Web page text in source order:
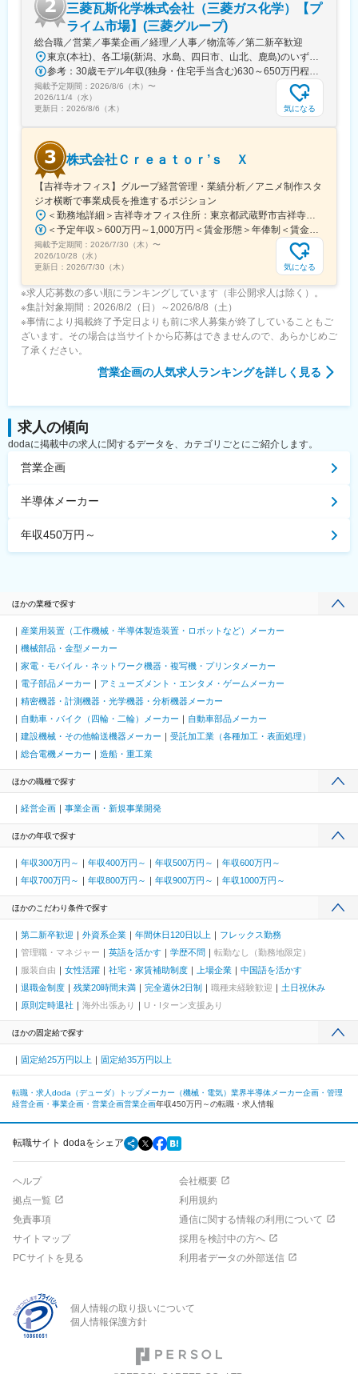
・フレックス利用状況：全社的に積極的に活用しております。業
務状況、お子様の送迎、通院など個別事情によって柔軟に利用可
能です。
・テレワーク可否：原則出社となります。
・休日出勤や出張など：休日出勤は原則ありません。出張につい
ては発生する可能性があります。
変更の範囲：会社の定める業務
三菱瓦斯化学株式会社（三菱ガス化学）【プ
ライム市場】(三菱グループ)
総合職／営業／事業企画／経理／人事／物流等／第二新卒歓迎
東京(本社)、各工場(新潟、水島、四日市、山北、鹿島)のいずれかに配属予定です。 ※全国転勤あり ・本社／東京都千代田区丸の内2-5-2 三菱ビル ＜アクセス＞ 各線「東京駅」より徒歩2分 東京メトロ千代田線「二重橋前駅」より徒歩2分
参考：30歳モデル年収(独身・住宅手当含む)630～650万円程度 35歳モデル年収(独身・住宅手当含む) 730～750万円程度
掲載予定期間： 2026/8/6（木） 〜
2026/11/4（水）
更新日： 2026/8/6（木） 気になる
株式会社Ｃｒｅａｔｏｒ’ｓ Ｘ
【吉祥寺オフィス】グループ経営管理・業績分析／アニメ制作スタ
ジオ横断で事業成長を推進するポジション
＜勤務地詳細＞吉祥寺オフィス住所：東京都武蔵野市吉祥寺東町一丁目12番15号 受動喫煙対策：屋内全面禁煙変更の範囲：会社の定める事業所（リモートワーク含む）
＜予定年収＞600万円～1,000万円＜賃金形態＞年俸制＜賃金内訳＞年額（基本給）：6,000,000円～10,000,000円固定残業手当/月：130,100円～216,800円（固定残業時間45時間0分/月）超過した時間外労働の残業手当は追加支給＜月額＞630,100円～1,050,133円（12分割）（一律手当を含む）＜昇給有無＞無＜残業手当＞有賃金はあくまでも目安の金額であり、選考を通じて上下する可能性があります。月給(月額)は固定手当を含めた表記です。
掲載予定期間： 2026/7/30（木） 〜
2026/10/28（水）
更新日： 2026/7/30（木） 気になる
※求人応募数の多い順にランキングしています（非公開求人は除く）。
※集計対象期間：2026/8/2（日）～2026/8/8（土）
※事情により掲載終了予定日よりも前に求人募集が終了していることもご
ざいます。その場合は当サイトから応募はできませんので、あらかじめご
了承ください。
営業企画の人気求人ランキングを詳しく見る
求人の傾向
dodaに掲載中の求人に関するデータを、カテゴリごとにご紹介します。
営業企画
半導体メーカー
年収450万円～
ほかの業種で探す
産業用装置（工作機械・半導体製造装置・ロボットなど）メーカー
機械部品・金型メーカー
家電・モバイル・ネットワーク機器・複写機・プリンタメーカー
電子部品メーカー
アミューズメント・エンタメ・ゲームメーカー
精密機器・計測機器・光学機器・分析機器メーカー
自動車・バイク（四輪・二輪）メーカー
自動車部品メーカー
建設機械・その他輸送機器メーカー
受託加工業（各種加工・表面処理）
総合電機メーカー
造船・重工業
ほかの職種で探す
経営企画 事業企画・新規事業開発
ほかの年収で探す
年収300万円～ 年収400万円～ 年収500万円～
年収600万円～
年収700万円～
年収800万円～ 年収900万円～ 年収1000万円～
ほかのこだわり条件で探す
第二新卒歓迎 外資系企業 年間休日120日以上
フレックス勤務
管理職・マネジャー
英語を活かす 学歴不問
転勤なし（勤務地限定）
服装自由
女性活躍 社宅・家賃補助制度 上場企業
中国語を活かす
退職金制度
残業20時間未満 完全週休2日制 職種未経験歓迎
土日祝休み
原則定時退社
海外出張あり U・Iターン支援あり
ほかの固定給で探す
固定給25万円以上 固定給35万円以上
転職・求人doda（デューダ）トップメーカー（機械・電気）業界半導体メーカー企画・管理
経営企画・事業企画・営業企画営業企画年収450万円～の転職・求人情報
転職サイト dodaをシェア
ヘルプ
会社概要
拠点一覧
利用規約
免責事項
通信に関する情報の利用について
サイトマップ
採用を検討中の方へ
PCサイトを見る
利用者データの外部送信
個人情報の取り扱いについて
個人情報保護方針